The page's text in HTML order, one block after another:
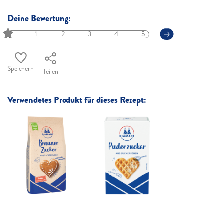
Deine Bewertung:
1 2 3 4 5
Speichern Teilen
Verwendetes Produkt für dieses Rezept: